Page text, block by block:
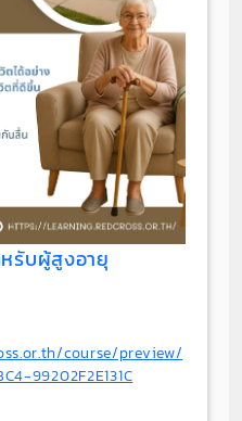
รับผู้สูงอายุ
course/preview/
99202F2E131C